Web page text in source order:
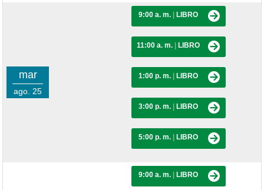
mar
ago. 25
9:00 a. m. LIBRO
11:00 a. m. LIBRO
1:00 p. m. LIBRO
3:00 p. m. LIBRO
5:00 p. m. LIBRO
9:00 a. m. LIBRO